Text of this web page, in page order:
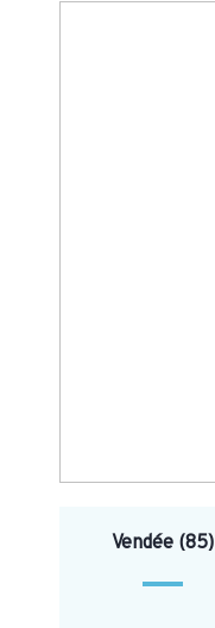
Vendée (85)